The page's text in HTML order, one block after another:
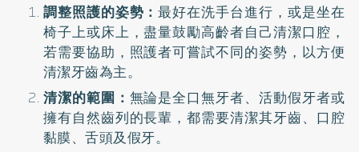
調整照護的姿勢：最好在洗手台進行，或是坐在
椅子上或床上，盡量鼓勵高齡者自己清潔口腔，
若需要協助，照護者可嘗試不同的姿勢，以方便
清潔牙齒為主。
清潔的範圍： 無論是全口無牙者、活動假牙者或
擁有自然齒列的長輩，都需要清潔其牙齒、口腔
黏膜、舌頭及假牙。